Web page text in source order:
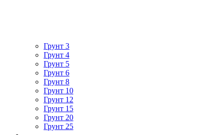
Грунт 3
Грунт 4
Грунт 5
Грунт 6
Грунт 8
Грунт 10
Грунт 12
Грунт 15
Грунт 20
Грунт 25